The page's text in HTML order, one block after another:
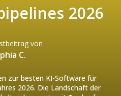
2026
von
C.
zur besten KI-Software für
2026. Die Landschaft der